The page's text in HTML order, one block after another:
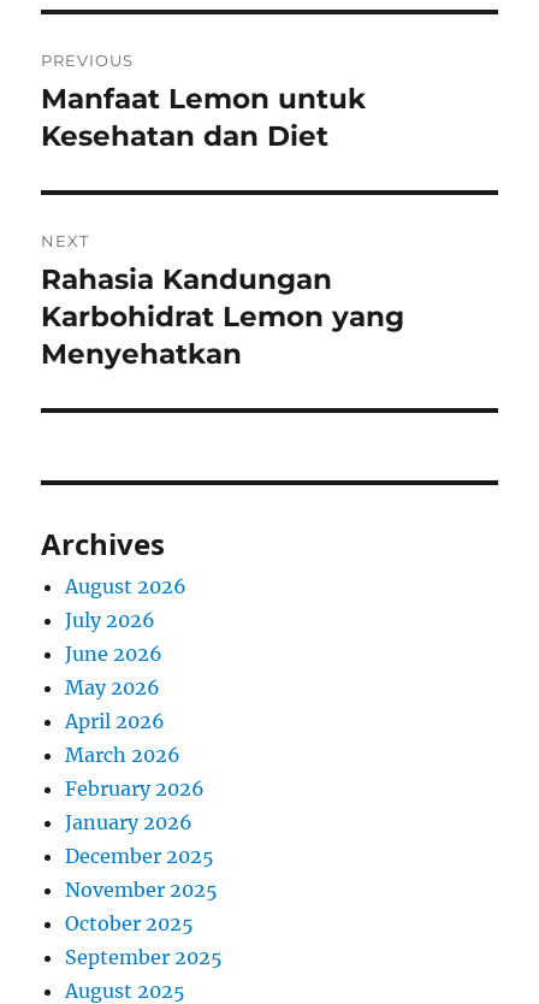
navigation
PREVIOUS
Previous
post:
Manfaat Lemon untuk
Kesehatan dan Diet
NEXT
Next
post:
Rahasia Kandungan
Karbohidrat Lemon yang
Menyehatkan
Archives
August 2026
July 2026
June 2026
May 2026
April 2026
March 2026
February 2026
January 2026
December 2025
November 2025
October 2025
September 2025
August 2025